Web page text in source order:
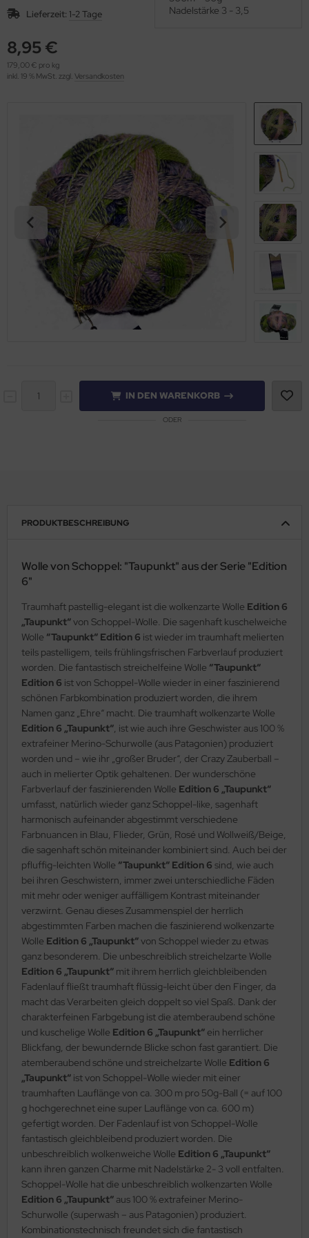
Lieferzeit: 1-2 Tage
8,95 €
179,00 € pro kg
inkl. 19 % MwSt. zzgl. Versandkosten
Nadelstärke 3 - 3,5
IN DEN WARENKORB
ODER
PRODUKTBESCHREIBUNG
Wolle von Schoppel: "Taupunkt" aus der Serie "Edition
6"
Traumhaft pastellig-elegant ist die wolkenzarte Wolle Edition 6
„Taupunkt“von Schoppel-Wolle. Die sagenhaft kuschelweiche
Wolle “Taupunkt“ Edition 6 ist wieder im traumhaft melierten
teils pastelligem, teils frühlingsfrischen Farbverlauf produziert
worden. Die fantastisch streichelfeine Wolle “Taupunkt“
Edition 6 ist von Schoppel-Wolle wieder in einer faszinierend
schönen Farbkombination produziert worden, die ihrem
Namen ganz „Ehre“ macht. Die traumhaft wolkenzarte Wolle
Edition 6 „Taupunkt“, ist wie auch ihre Geschwister aus 100 %
extrafeiner Merino-Schurwolle (aus Patagonien) produziert
worden und – wie ihr „großer Bruder“, der Crazy Zauberball –
auch in melierter Optik gehaltenen. Der wunderschöne
Farbverlauf der faszinierenden Wolle Edition 6 „Taupunkt“
umfasst, natürlich wieder ganz Schoppel-like, sagenhaft
harmonisch aufeinander abgestimmt verschiedene
Farbnuancen in Blau, Flieder, Grün, Rosé und Wollweiß/Beige,
die sagenhaft schön miteinander kombiniert sind. Auch bei der
pfluffig-leichten Wolle “Taupunkt“ Edition 6 sind, wie auch
bei ihren Geschwistern, immer zwei unterschiedliche Fäden
mit mehr oder weniger auffälligem Kontrast miteinander
verzwirnt. Genau dieses Zusammenspiel der herrlich
abgestimmten Farben machen die faszinierend wolkenzarte
Wolle Edition 6 „Taupunkt“von Schoppel wieder zu etwas
ganz besonderem. Die unbeschreiblich streichelzarte Wolle
Edition 6 „Taupunkt“ mit ihrem herrlich gleichbleibenden
Fadenlauf fließt traumhaft flüssig-leicht über den Finger, da
macht das Verarbeiten gleich doppelt so viel Spaß. Dank der
charakterfeinen Farbgebung ist die atemberaubend schöne
und kuschelige Wolle Edition 6 „Taupunkt“ ein herrlicher
Blickfang, der bewundernde Blicke schon fast garantiert. Die
atemberaubend schöne und streichelzarte Wolle Edition 6
„Taupunkt“ ist von Schoppel-Wolle wieder mit einer
traumhaften Lauflänge von ca. 300 m pro 50g-Ball (= auf 100
g hochgerechnet eine super Lauflänge von ca. 600 m)
gefertigt worden. Der Fadenlauf ist von Schoppel-Wolle
fantastisch gleichbleibend produziert worden. Die
unbeschreiblich wolkenweiche Wolle Edition 6 „Taupunkt“
kann ihren ganzen Charme mit Nadelstärke 2- 3 voll entfalten.
Schoppel-Wolle hat die unbeschreiblich wolkenzarten Wolle
Edition 6 „Taupunkt“ aus 100 % extrafeiner Merino-
Schurwolle (superwash – aus Patagonien) produziert.
Kombinationstechnisch freundet sich die fantastisch
(276)